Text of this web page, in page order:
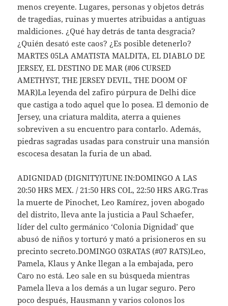
menos creyente. Lugares, personas y objetos detrás
de tragedias, ruinas y muertes atribuidas a antiguas
maldiciones. ¿Qué hay detrás de tanta desgracia?
¿Quién desató este caos? ¿Es posible detenerlo?
MARTES 05LA AMATISTA MALDITA, EL DIABLO DE
JERSEY, EL DESTINO DE MAR (#06 CURSED
AMETHYST, THE JERSEY DEVIL, THE DOOM OF
MAR)La leyenda del zafiro púrpura de Delhi dice
que castiga a todo aquel que lo posea. El demonio de
Jersey, una criatura maldita, aterra a quienes
sobreviven a su encuentro para contarlo. Además,
piedras sagradas usadas para construir una mansión
escocesa desatan la furia de un abad.
ADIGNIDAD (DIGNITY)TUNE IN:DOMINGO A LAS
20:50 HRS MEX. / 21:50 HRS COL, 22:50 HRS ARG.Tras
la muerte de Pinochet, Leo Ramírez, joven abogado
del distrito, lleva ante la justicia a Paul Schaefer,
líder del culto germánico ‘Colonia Dignidad’ que
abusó de niños y torturó y mató a prisioneros en su
precinto secreto.DOMINGO 03RATAS (#07 RATS)Leo,
Pamela, Klaus y Anke llegan a la embajada, pero
Caro no está. Leo sale en su búsqueda mientras
Pamela lleva a los demás a un lugar seguro. Pero
poco después, Hausmann y varios colonos los